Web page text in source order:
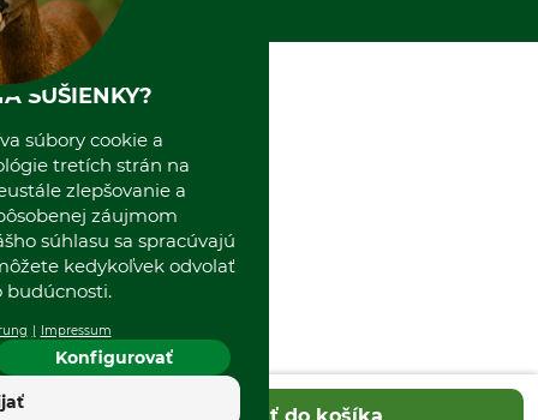
Kolektív GRUBE
Naše pobočky v Európe
SUŠIENKY?
súbory cookie a
tretích strán na
zlepšovanie a
záujmom
súhlasu sa spracúvajú
kedykoľvek odvolať
budúcnosti.
Impressum
Konfigurovať